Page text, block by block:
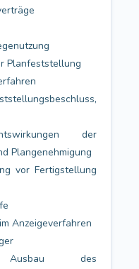
Planfeststellung
der
Plangenehmigung
vor Fertigstellung
Anzeigeverfahren
des